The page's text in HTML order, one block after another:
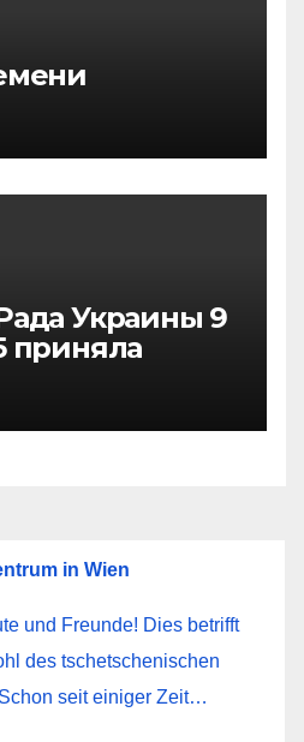
Украины 9
приняла
in Wien
und Freunde! Dies betrifft
des tschetschenischen
seit einiger Zeit…